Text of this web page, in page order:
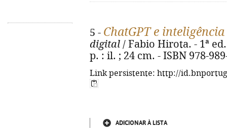
5 - ChatGPT e
digital / Fabio Hirota. - 1ª
p. : il. ; 24 cm. - ISBN 978-
Link persistente: http://
ADICIONAR À LISTA